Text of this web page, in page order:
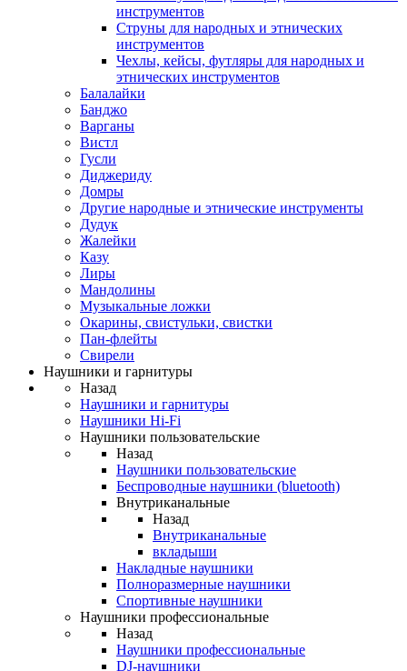
инструментов
Струны для народных и этнических
инструментов
Чехлы, кейсы, футляры для народных и
этнических инструментов
Балалайки
Банджо
Варганы
Вистл
Гусли
Диджериду
Домры
Другие народные и этнические инструменты
Дудук
Жалейки
Казу
Лиры
Мандолины
Музыкальные ложки
Окарины, свистульки, свистки
Пан-флейты
Свирели
Наушники и гарнитуры
Назад
Наушники и гарнитуры
Наушники Hi-Fi
Наушники пользовательские
Назад
Наушники пользовательские
Беспроводные наушники (bluetooth)
Внутриканальные
Назад
Внутриканальные
вкладыши
Накладные наушники
Полноразмерные наушники
Спортивные наушники
Наушники профессиональные
Назад
Наушники профессиональные
DJ-наушники